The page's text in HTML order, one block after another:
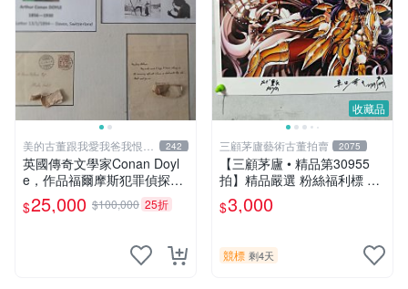
美的古董跟我愛我爸我恨壞
人
242
英國傳奇文學家Conan Doyl
e，作品福爾摩斯犯罪偵探集
在250國暢銷文學、電影，作
品出現犯罪高手顯示警察不聰
案，限量鑑定簽名信件
$25,000 $100,000 25折
收藏品
三顧茅廬藝術古董拍賣 2075
【三顧茅廬 • 精品第30955
拍】精品嚴選 粉絲福利標 日
本動漫大師 車田正美簽名照
片《聖鬥士星矢》！ 特惠起
$3,000
競標 剩4天